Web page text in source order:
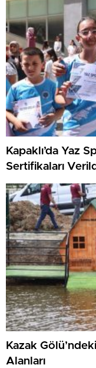
Kapaklı’da Yaz
Sertifikaları
Kazak
Alanları